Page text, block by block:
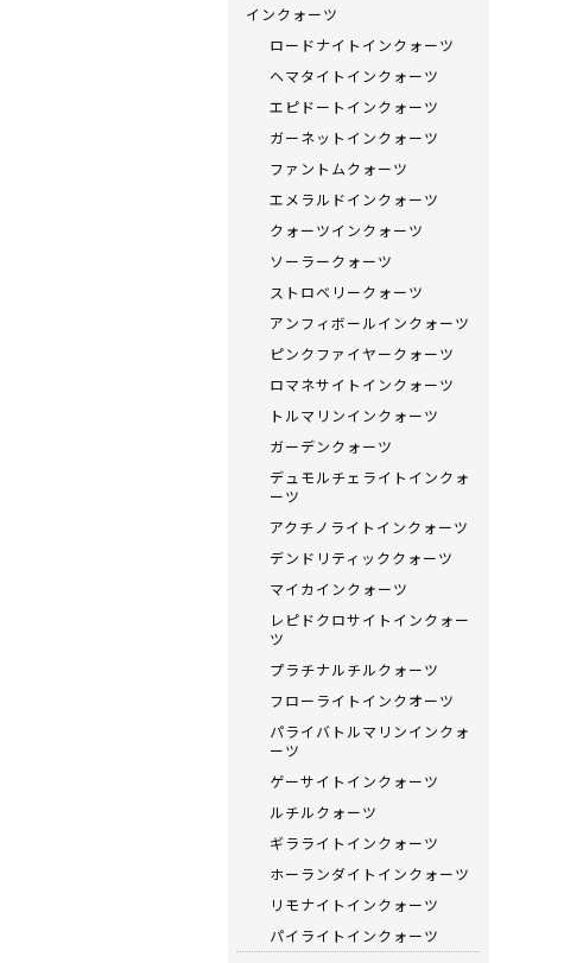
インクォーツ
ロードナイトインクォーツ
ヘマタイトインクォーツ
エピドートインクォーツ
ガーネットインクォーツ
ファントムクォーツ
エメラルドインクォーツ
クォーツインクォーツ
ソーラークォーツ
ストロベリークォーツ
アンフィボールインクォーツ
ピンクファイヤークォーツ
ロマネサイトインクォーツ
トルマリンインクォーツ
ガーデンクォーツ
デュモルチェライトインクォ
ーツ
アクチノライトインクォーツ
デンドリティッククォーツ
マイカインクォーツ
レピドクロサイトインクォー
ツ
プラチナルチルクォーツ
フローライトインクオーツ
パライバトルマリンインクォ
ーツ
ゲーサイトインクォーツ
ルチルクォーツ
ギラライトインクォーツ
ホーランダイトインクォーツ
リモナイトインクォーツ
パイライトインクォーツ